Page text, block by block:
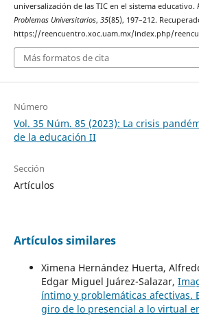
universalización de las TIC en el sistema educativo.
Problemas Universitarios, 35(85), 197–212.
https://reencuentro.xoc.uam.mx/index.php/
Más formatos de cita
Número
Vol. 35 Núm. 85 (2023): La crisis
de la educación II
Sección
Artículos
Artículos similares
Ximena Hernández Huerta,
Edgar Miguel Juárez-Salazar,
íntimo y problemáticas afectivas.
giro de lo presencial a lo virtual